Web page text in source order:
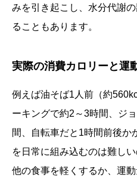
みを引き起こし、水分代謝
ることもあります。
実際の消費カロリーと運
例えば油そば1人前（約
ーキングで約2～3時間、ジ
間、自転車だと1時間前後か
を日常に組み込むのは難し
他の食事を軽くするか、運